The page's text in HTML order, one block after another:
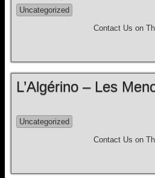
Uncategorized
Contact Us on
L’Algérino – Les
Uncategorized
Contact Us on